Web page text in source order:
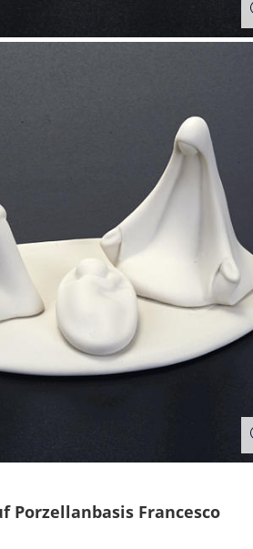
Porzellanbasis Francesco